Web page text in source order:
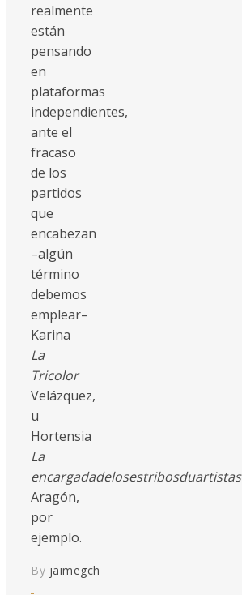
realmente
están
pensando
en
plataformas
independientes,
ante el
fracaso
de los
partidos
que
encabezan
–algún
término
debemos
emplear–
Karina
La
Tricolor
Velázquez,
u
Hortensia
La
encargadadelosestribosduartistas
Aragón,
por
ejemplo.
By jaimegch